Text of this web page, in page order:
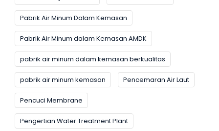
Pabrik Air Minum Dalam Kemasan
Pabrik Air Minum dalam Kemasan AMDK
pabrik air minum dalam kemasan berkualitas
pabrik air minum kemasan Pencemaran Air Laut
Pencuci Membrane
Pengertian Water Treatment Plant